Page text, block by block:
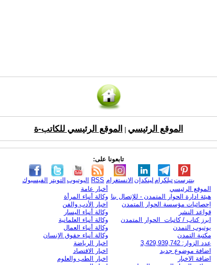
الموقع الرئيسي الموقع الرئيسي للكاتب-ة
تابعونا على:
الفيسبوك التويتر اليوتيوب RSS الانستغرام لينكدإن تيلكرامبنترست
الموقع الرئيسي
هيئة ادارة الحوار المتمدن - للإتصال بنا
إحصائيات مؤسسة الحوار المتمدن
قواعد النشر
ابرز كتاب / كاتبات الحوار المتمدن
يوتيوب التمدن
مكتبة التمدن
عدد الزوار: 3,429,939,742
اضافة موضوع جديد
اضافة الاخبار
أخبار عامة
وكالة أنباء المرأة
اخبار الأدب والفن
وكالة أنباء اليسار
وكالة أنباء العلمانية
وكالة أنباء العمال
وكالة أنباء حقوق الإنسان
اخبار الرياضة
اخبار الاقتصاد
اخبار الطب والعلوم